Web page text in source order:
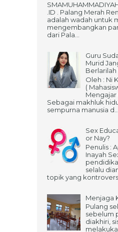
.ID . Palang Merah
adalah wadah untuk
mengembangkan
dari Pala...
Guru
Murid
Berlarilah
Oleh : Ni
(
Mengajar
Sebagai makhluk
sempurna manusia d...
Sex
or Nay?
Penulis :
Inayah
selalu
topik yang
Menjaga
Pulang
sebelum
diakhiri,